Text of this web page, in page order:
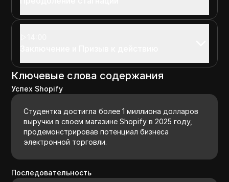
Ключевые слова содержания
Успех Shopify
Студентка достигла более 1 миллиона долларов
выручки в своем магазине Shopify в 2025 году,
продемонстрировав потенциал бизнеса
электронной торговли.
Последовательность